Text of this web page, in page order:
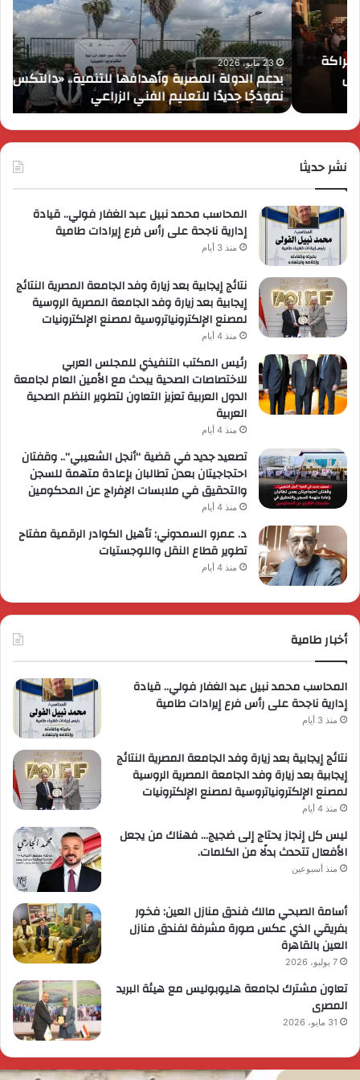
للتنمية..
«دالتكس»
تطلق
نموذجًا
جديدًا
الفني
الزراعي
23 مايو، 2026
بدعم الدولة المصرية وأهدافها للتنمية.. «دالتكس» تطلق
نموذجًا جديدًا للتعليم الفني الزراعي
في
نشر حديثا
المحاسب محمد نبيل عبد الغفار فولي.. قيادة
إدارية ناجحة على رأس فرع إيرادات طامية
منذ 3 أيام
نتائج إيجابية بعد زيارة وفد الجامعة المصرية النتائج
إيجابية بعد زيارة وفد الجامعة المصرية الروسية
لمصنع الإلكترونياتروسية لمصنع الإلكترونيات
منذ 4 أيام
رئيس المكتب التنفيذي للمجلس العربي
للاختصاصات الصحية يبحث مع الأمين العام لجامعة
الدول العربية تعزيز التعاون لتطوير النظم الصحية
العربية
منذ 4 أيام
تصعيد جديد في قضية “أنجل الشعيبي”.. وقفتان
احتجاجيتان بعدن تطالبان بإعادة متهمة للسجن
والتحقيق في ملابسات الإفراج عن المحكومين
منذ 4 أيام
د. عمرو السمدوني: تأهيل الكوادر الرقمية مفتاح
تطوير قطاع النقل واللوجستيات
منذ 4 أيام
أخبار طامية
المحاسب محمد نبيل عبد الغفار فولي.. قيادة
إدارية ناجحة على رأس فرع إيرادات طامية
منذ 3 أيام
نتائج إيجابية بعد زيارة وفد الجامعة المصرية النتائج
إيجابية بعد زيارة وفد الجامعة المصرية الروسية
لمصنع الإلكترونياتروسية لمصنع الإلكترونيات
منذ 4 أيام
ليس كل إنجاز يحتاج إلى ضجيج… فهناك من يجعل
الأفعال تتحدث بدلًا من الكلمات.
منذ أسبوعين
أسامة الصبحي مالك فندق منازل العين: فخور
بفريقي الذي عكس صورة مشرفة لفندق منازل
العين بالقاهرة
7 يوليو، 2026
تعاون مشترك لجامعة هليوبوليس مع هيئة البريد
المصرى
31 مايو، 2026